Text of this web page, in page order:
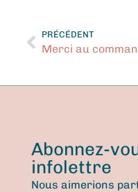
PRÉCÉDENT
Abonnez-
infolettre
Nous aimerions